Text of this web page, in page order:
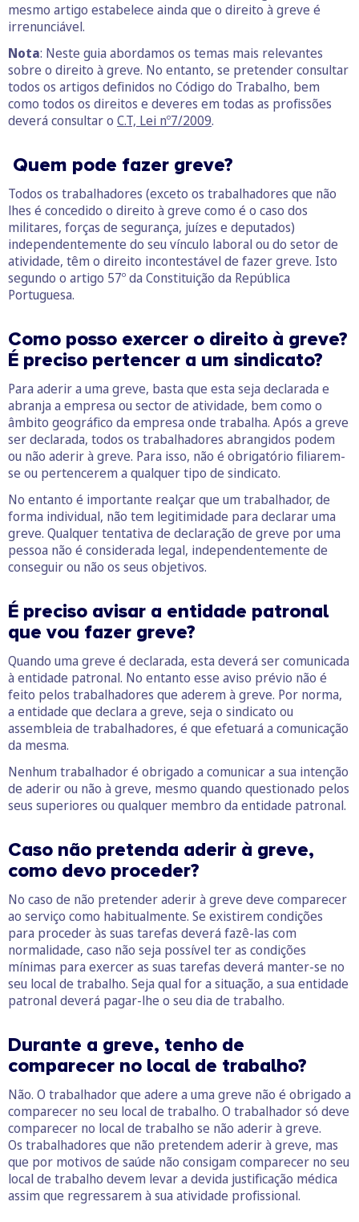
mesmo artigo estabelece ainda que o direito à greve é
irrenunciável.
Nota: Neste guia abordamos os temas mais relevantes
sobre o direito à greve. No entanto, se pretender consultar
todos os artigos definidos no Código do Trabalho, bem
como todos os direitos e deveres em todas as profissões
deverá consultar o C.T, Lei nº7/2009.
Quem pode fazer greve?
Todos os trabalhadores (exceto os trabalhadores que não
lhes é concedido o direito à greve como é o caso dos
militares, forças de segurança, juízes e deputados)
independentemente do seu vínculo laboral ou do setor de
atividade, têm o direito incontestável de fazer greve. Isto
segundo o artigo 57º da Constituição da República
Portuguesa.
Como posso exercer o direito à greve?
É preciso pertencer a um sindicato?
Para aderir a uma greve, basta que esta seja declarada e
abranja a empresa ou sector de atividade, bem como o
âmbito geográfico da empresa onde trabalha. Após a greve
ser declarada, todos os trabalhadores abrangidos podem
ou não aderir à greve. Para isso, não é obrigatório filiarem-
se ou pertencerem a qualquer tipo de sindicato.
No entanto é importante realçar que um trabalhador, de
forma individual, não tem legitimidade para declarar uma
greve. Qualquer tentativa de declaração de greve por uma
pessoa não é considerada legal, independentemente de
conseguir ou não os seus objetivos.
É preciso avisar a entidade patronal
que vou fazer greve?
Quando uma greve é declarada, esta deverá ser comunicada
à entidade patronal. No entanto esse aviso prévio não é
feito pelos trabalhadores que aderem à greve. Por norma,
a entidade que declara a greve, seja o sindicato ou
assembleia de trabalhadores, é que efetuará a comunicação
da mesma.
Nenhum trabalhador é obrigado a comunicar a sua intenção
de aderir ou não à greve, mesmo quando questionado pelos
seus superiores ou qualquer membro da entidade patronal.
Caso não pretenda aderir à greve,
como devo proceder?
No caso de não pretender aderir à greve deve comparecer
ao serviço como habitualmente. Se existirem condições
para proceder às suas tarefas deverá fazê-las com
normalidade, caso não seja possível ter as condições
mínimas para exercer as suas tarefas deverá manter-se no
seu local de trabalho. Seja qual for a situação, a sua entidade
patronal deverá pagar-lhe o seu dia de trabalho.
Durante a greve, tenho de
comparecer no local de trabalho?
Não. O trabalhador que adere a uma greve não é obrigado a
comparecer no seu local de trabalho. O trabalhador só deve
comparecer no local de trabalho se não aderir à greve.
Os trabalhadores que não pretendem aderir à greve, mas
que por motivos de saúde não consigam comparecer no seu
local de trabalho devem levar a devida justificação médica
assim que regressarem à sua atividade profissional.